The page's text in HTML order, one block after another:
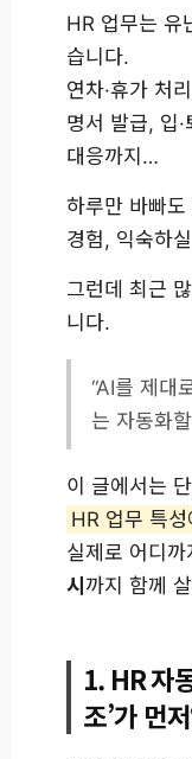
HR 업무는 유
습니다.
연차·휴가 처
명서 발급, 입
대응까지…
하루만 바빠도
경험, 익숙하
그런데 최근
니다.
“AI를 제대
는 자동화
이 글에서는
HR 업무 특
실제로 어디
시 까지 함께
1. HR 자
조’가 먼